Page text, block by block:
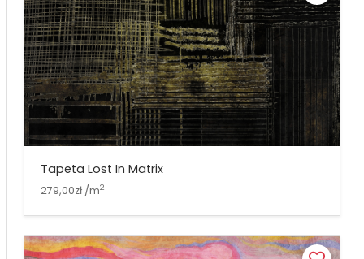
Tapeta Lost In Matrix
279,00zł /m2